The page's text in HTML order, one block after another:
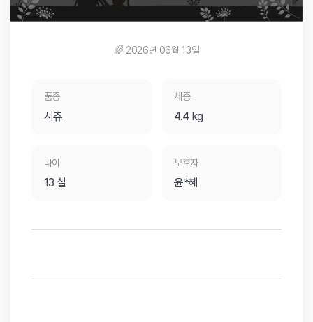
🌈 2026년 06월 13일
품종
시츄
체중
4.4 kg
나이
13 살
보호자
윤*혜